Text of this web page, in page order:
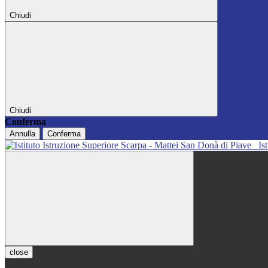
Chiudi
Chiudi
Conferma
Annulla Conferma
close